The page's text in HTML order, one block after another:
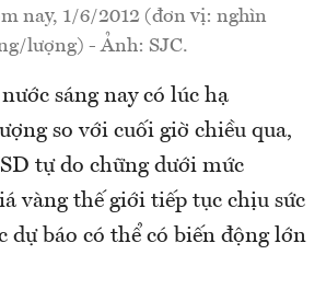
nay, 1/6/2012 (đơn vị: nghìn
lượng) - Ảnh: SJC.
sáng nay có lúc hạ
so với cuối giờ chiều qua,
tự do chững dưới mức
vàng thế giới tiếp tục chịu sức
dự báo có thể có biến động lớn